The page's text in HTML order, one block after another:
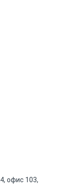
офис 103,